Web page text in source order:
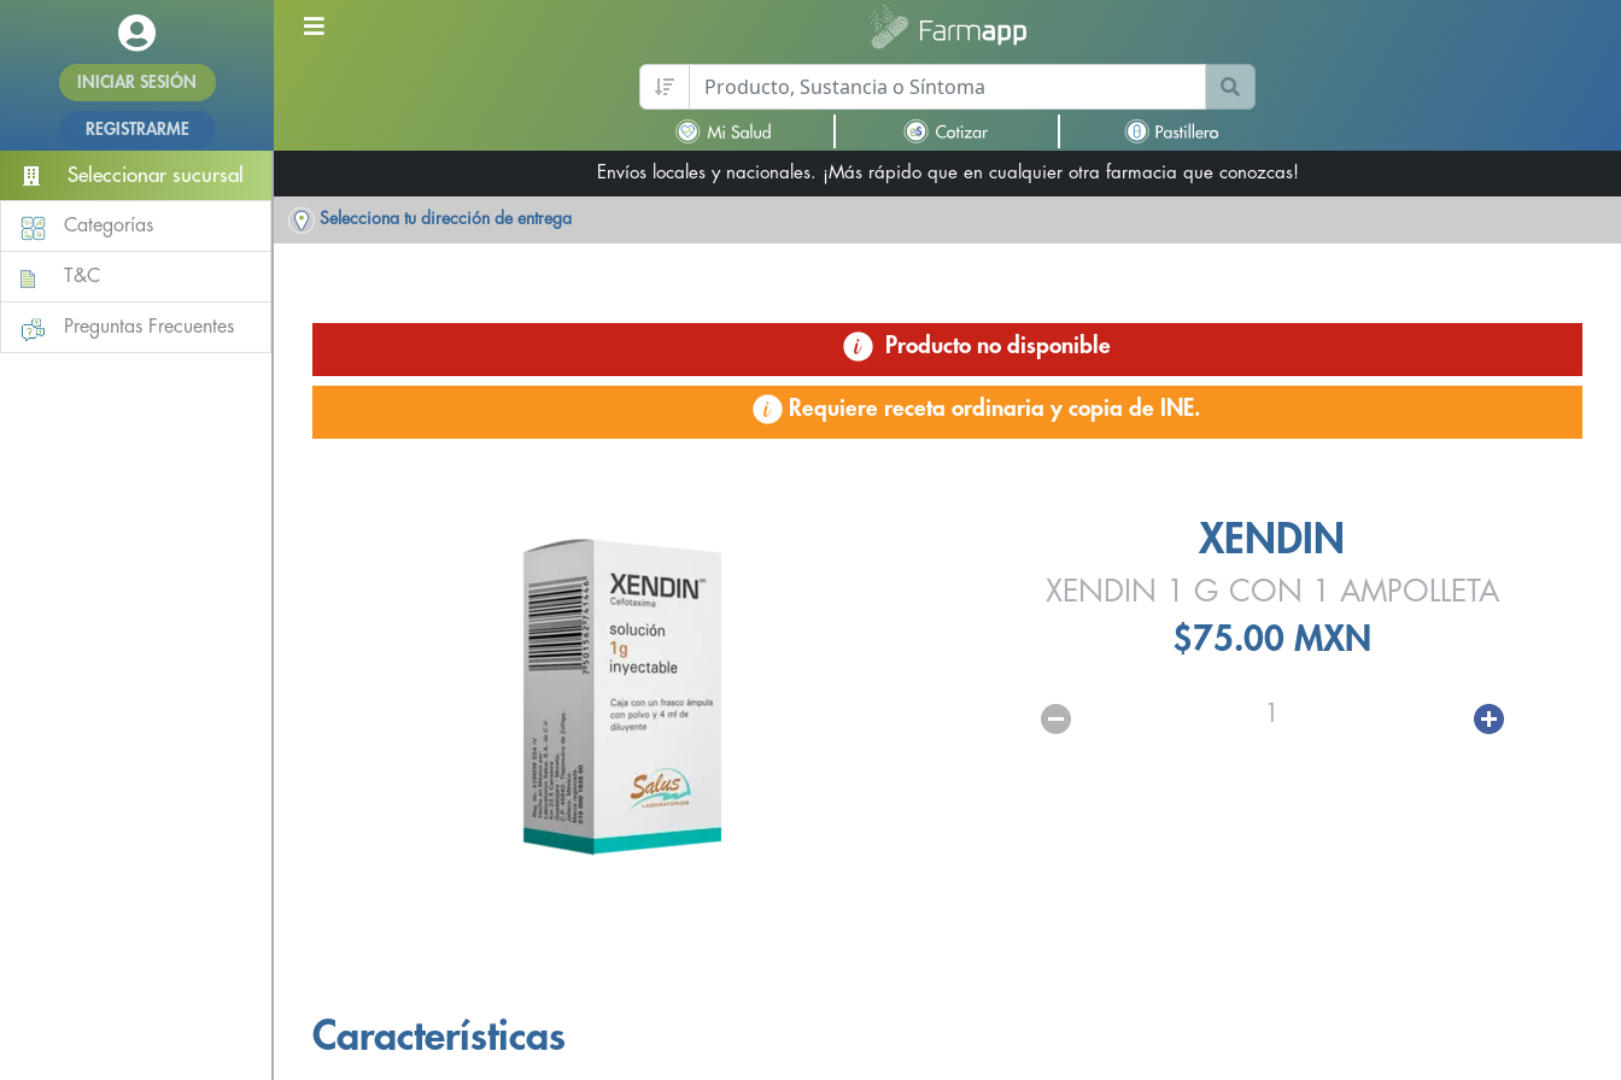
INICIAR SESIÓN
REGISTRARME
Seleccionar sucursal
Categorías
T&C
Preguntas Frecuentes
Envíos locales y nacionales. ¡Más rápido que en cualquier otra farmacia que conozcas!
Selecciona tu dirección de entrega
Producto no disponible
Requiere receta ordinaria y copia de INE.
XENDIN
XENDIN 1 G CON 1 AMPOLLETA
$75.00 MXN
1
Características